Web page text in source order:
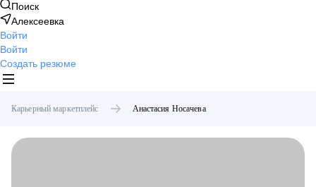
Поиск
Алексеевка
Войти
Войти
Создать резюме
Карьерный маркетплейс Анастасия Носачева